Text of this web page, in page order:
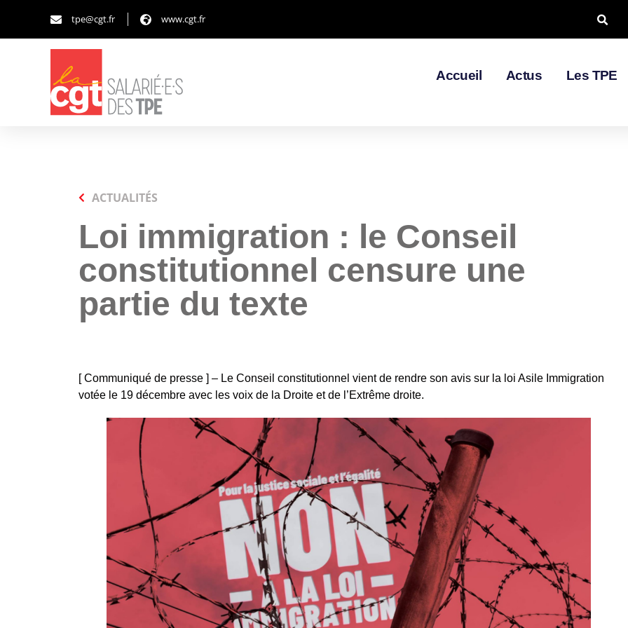
tpe@cgt.fr www.cgt.fr
Accueil Actus Les TPE
ACTUALITÉS
Loi immigration : le Conseil
constitutionnel censure une
partie du texte
[ Communiqué de presse ] – Le Conseil constitutionnel vient de rendre son avis sur la loi Asile Immigration
votée le 19 décembre avec les voix de la Droite et de l’Extrême droite.